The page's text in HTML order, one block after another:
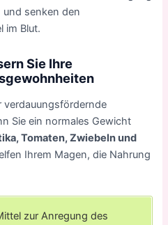
senken den
im Blut.
Sie Ihre
verdauungsfördernde
Sie ein normales Gewicht
Tomaten, Zwiebeln und
Ihrem Magen, die Nahrung
zur Anregung des